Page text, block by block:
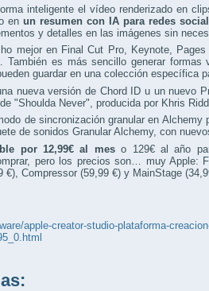
inteligente el vídeo renderizado en
en un resumen con IA para redes
y detalles en las imágenes sin
mejor en Final Cut Pro, Keynote,
es más sencillo generar formas
guardar en una colección específica
nueva versión de Chord ID u un nuevo
"Shoulda Never", producida por Khris
de sincronización granular en
de sonidos Granular Alchemy, con
por 12,99€ al meso 129€ al año
pero los precios son… muy Apple:
Compressor (59,99 €) y MainStage
apple-creator-studio-plataforma-